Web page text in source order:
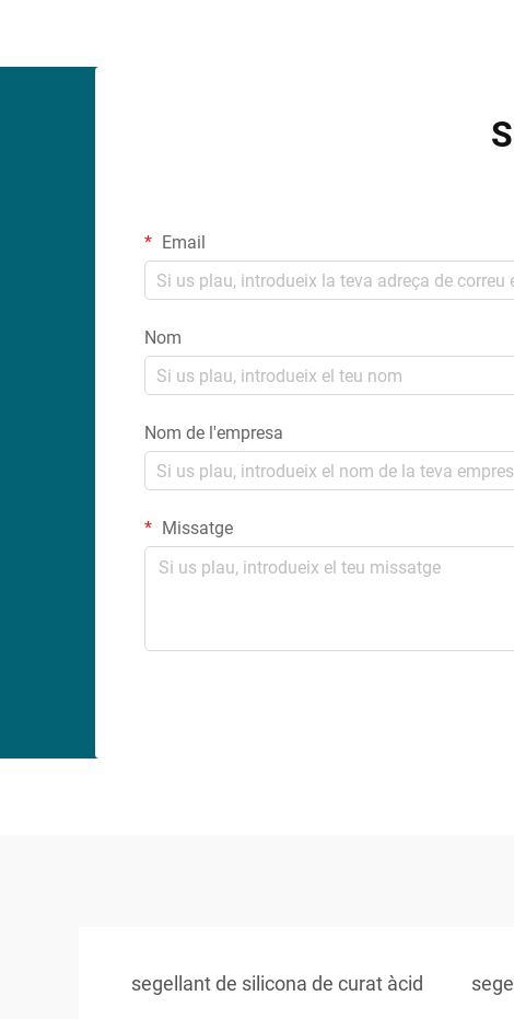
Email
Nom
Nom de l'empresa
Missatge
segellant de silicona de curat àcid